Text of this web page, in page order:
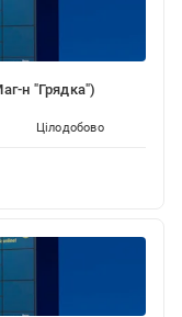
н "Грядка")
Цілодобово